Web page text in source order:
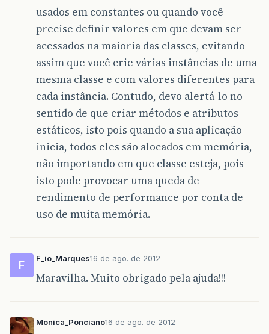
usados em constantes ou quando você
precise definir valores em que devam ser
acessados na maioria das classes, evitando
assim que você crie várias instâncias de uma
mesma classe e com valores diferentes para
cada instância. Contudo, devo alertá-lo no
sentido de que criar métodos e atributos
estáticos, isto pois quando a sua aplicação
inicia, todos eles são alocados em memória,
não importando em que classe esteja, pois
isto pode provocar uma queda de
rendimento de performance por conta de
uso de muita memória.
F
F_io_Marques16 de ago. de 2012
Maravilha. Muito obrigado pela ajuda!!!
Monica_Ponciano16 de ago. de 2012